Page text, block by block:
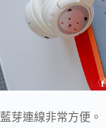
藍芽連線非常方便。